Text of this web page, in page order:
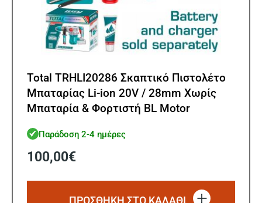
Total TRHLI20286 Σκαπτικό Πιστολέτο
Μπαταρίας Li-ion 20V / 28mm Χωρίς
Μπαταρία & Φορτιστή BL Motor
Παράδοση 2-4 ημέρες
100,00€
ΠΡΟΣΘΗΚΗ ΣΤΟ ΚΑΛΑΘΙ